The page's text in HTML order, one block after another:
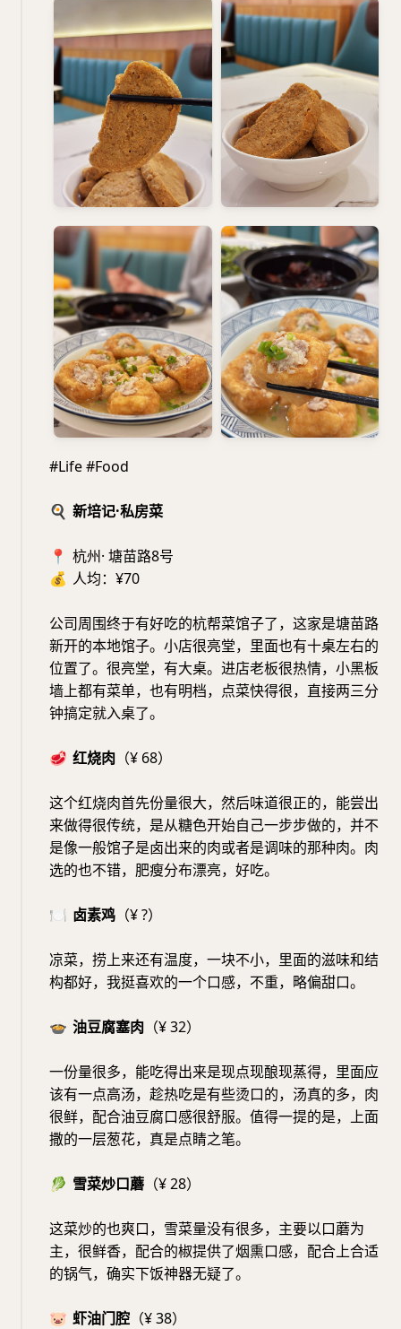
#Life #Food
🍳 新培记·私房菜
📍 杭州· 塘苗路8号
💰 人均：¥70
公司周围终于有好吃的杭帮菜馆子了，这家是塘苗路
新开的本地馆子。小店很亮堂，里面也有十桌左右的
位置了。很亮堂，有大桌。进店老板很热情，小黑板
墙上都有菜单，也有明档，点菜快得很，直接两三分
钟搞定就入桌了。
🥩 红烧肉 （¥ 68）
这个红烧肉首先份量很大，然后味道很正的，能尝出
来做得很传统，是从糖色开始自己一步步做的，并不
是像一般馆子是卤出来的肉或者是调味的那种肉。肉
选的也不错，肥瘦分布漂亮，好吃。
🍽️ 卤素鸡 （¥ ?）
凉菜，捞上来还有温度，一块不小，里面的滋味和结
构都好，我挺喜欢的一个口感，不重，略偏甜口。
🍲 油豆腐塞肉 （¥ 32）
一份量很多，能吃得出来是现点现酿现蒸得，里面应
该有一点高汤，趁热吃是有些烫口的，汤真的多，肉
很鲜，配合油豆腐口感很舒服。值得一提的是，上面
撒的一层葱花，真是点睛之笔。
🥬 雪菜炒口蘑 （¥ 28）
这菜炒的也爽口，雪菜量没有很多，主要以口蘑为
主，很鲜香，配合的椒提供了烟熏口感，配合上合适
的锅气，确实下饭神器无疑了。
🐷 虾油门腔 （¥ 38）